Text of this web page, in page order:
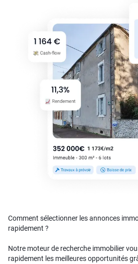
Comment sélectionner les annonces
rapidement ?
Notre moteur de recherche immobilier
rapidement les meilleures opportunités